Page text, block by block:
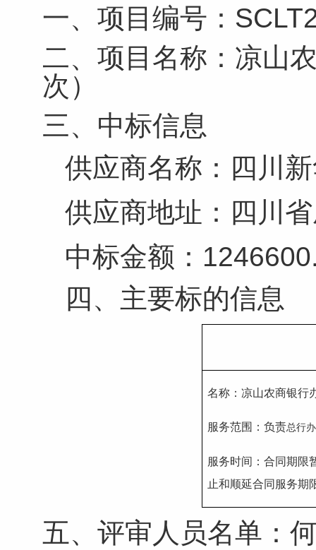
一、项目编号：
二、项目名称：凉山
次）
三、中标信息
供应商名称：四川
供应商地址： 四川
中标金额：
四、主要标的信息
名称：凉山农商银行
服务范围 ：负责总行
服务时间：合同期限
止和顺延合同服务期
五、评审人员名单：